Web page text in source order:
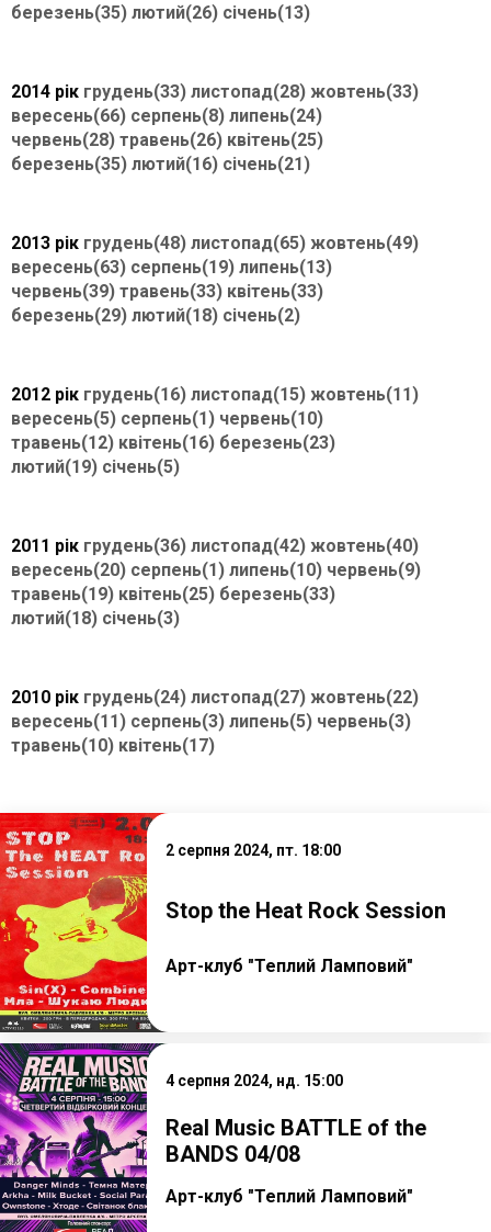
березень(35) лютий(26) січень(13)
2014 рік грудень(33) листопад(28) жовтень(33)
вересень(66) серпень(8) липень(24)
червень(28) травень(26) квітень(25)
березень(35) лютий(16) січень(21)
2013 рік грудень(48) листопад(65) жовтень(49)
вересень(63) серпень(19) липень(13)
червень(39) травень(33) квітень(33)
березень(29) лютий(18) січень(2)
2012 рік грудень(16) листопад(15) жовтень(11)
вересень(5) серпень(1) червень(10)
травень(12) квітень(16) березень(23)
лютий(19) січень(5)
2011 рік грудень(36) листопад(42) жовтень(40)
вересень(20) серпень(1) липень(10) червень(9)
травень(19) квітень(25) березень(33)
лютий(18) січень(3)
2010 рік грудень(24) листопад(27) жовтень(22)
вересень(11) серпень(3) липень(5) червень(3)
травень(10) квітень(17)
2 серпня 2024, пт. 18:00
Stop the Heat Rock Session
Арт-клуб "Теплий Ламповий"
4 серпня 2024, нд. 15:00
Real Music BATTLE of the
BANDS 04/08
Арт-клуб "Теплий Ламповий"